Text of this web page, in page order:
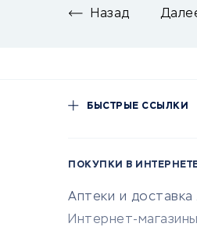
Назад
БЫСТРЫЕ ССЫЛКИ
ПОКУПКИ В
Аптеки и доставка
Интернет-магазины